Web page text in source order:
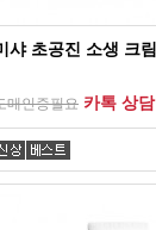
샤 초공진 소생 크림
매인증필요 카톡 상담